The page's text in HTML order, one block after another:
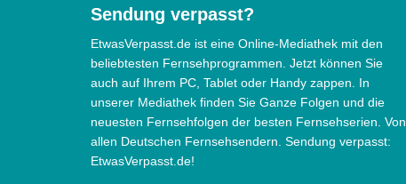
Sendung verpasst?
EtwasVerpasst.de ist eine Online-Mediathek mit den
beliebtesten Fernsehprogrammen. Jetzt können Sie
auch auf Ihrem PC, Tablet oder Handy zappen. In
unserer Mediathek finden Sie Ganze Folgen und die
neuesten Fernsehfolgen der besten Fernsehserien. Von
allen Deutschen Fernsehsendern. Sendung verpasst:
EtwasVerpasst.de!